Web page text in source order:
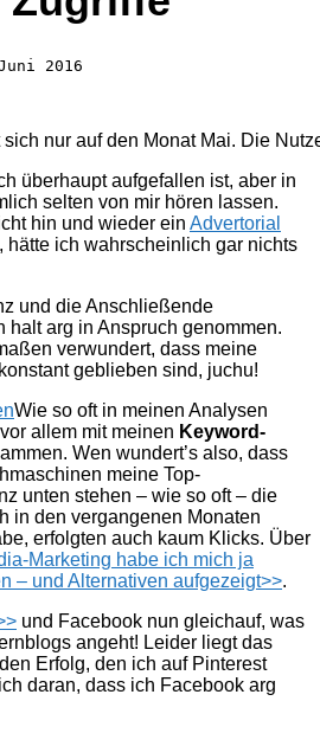
nur auf den Monat Mai. Die
überhaupt aufgefallen ist, aber in
selten von mir hören lassen.
hin und wieder ein Advertorial
hätte ich wahrscheinlich gar nichts
und die Anschließende
halt arg in Anspruch genommen.
verwundert, dass meine
geblieben sind, juchu!
Wie so oft in meinen Analysen
allem mit meinen Keyword-
Wen wundert’s also, dass
meine Top-
unten stehen – wie so oft – die
in den vergangenen Monaten
erfolgten auch kaum Klicks. Über
Marketing habe ich mich ja
– und Alternativen aufgezeigt>>.
und Facebook nun gleichauf, was
angeht! Leider liegt das
Erfolg, den ich auf Pinterest
daran, dass ich Facebook arg